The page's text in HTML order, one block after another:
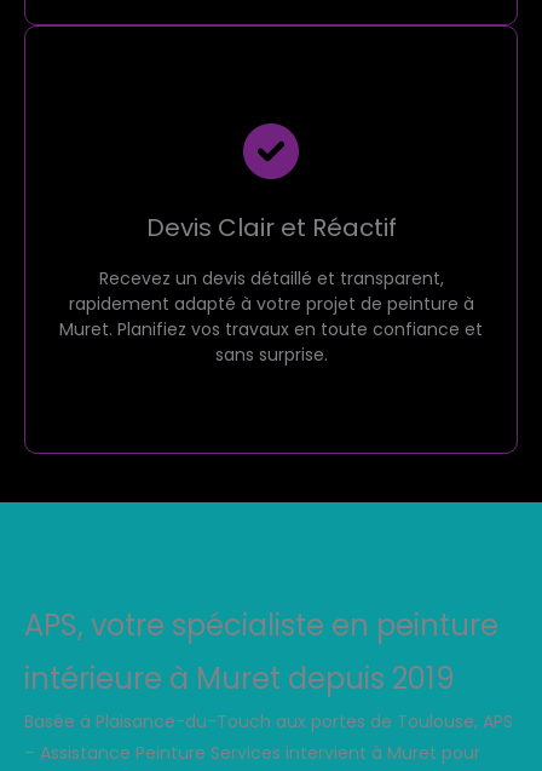
Devis Clair et Réactif
Recevez un devis détaillé et transparent,
rapidement adapté à votre projet de peinture à
Muret. Planifiez vos travaux en toute confiance et
sans surprise.
APS, votre spécialiste en peinture
intérieure à Muret depuis 2019
Basée à Plaisance-du-Touch aux portes de Toulouse, APS
– Assistance Peinture Services intervient à Muret pour